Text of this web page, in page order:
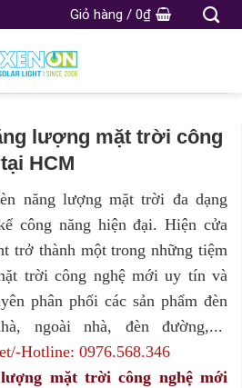
Giỏ hàng / 0₫
lượng mặt trời công
HCM
năng lượng mặt trời đa dạng
công năng hiện đại. Hiện cửa
trở thành một trong những tiệm
trời công nghệ mới uy tín và
phân phối các sản phẩm đèn
ngoài nhà, đèn đường,...
Hotline: 0976.568.346
mặt trời công nghệ mới